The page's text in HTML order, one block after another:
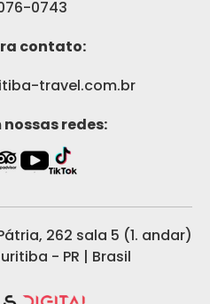
0743
contato:
travel.com.br
redes:
262 sala 5 (1. andar)
- PR | Brasil